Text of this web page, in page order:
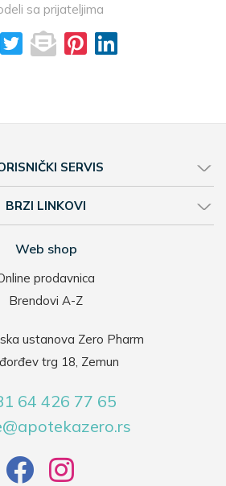
sa prijateljima
SERVIS
BRZI LINKOVI
Web shop
prodavnica
Brendovi A-Z
ustanova Zero Pharm
trg 18, Zemun
64 426 77 65